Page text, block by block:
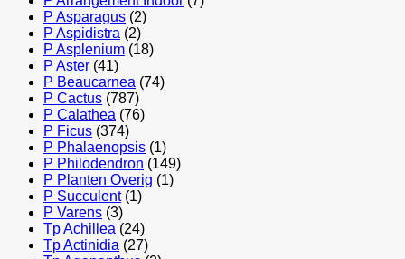
P Asparagus (2)
P Aspidistra (2)
P Asplenium (18)
P Aster (41)
P Beaucarnea (74)
P Cactus (787)
P Calathea (76)
P Ficus (374)
P Phalaenopsis (1)
P Philodendron (149)
P Planten Overig (1)
P Succulent (1)
P Varens (3)
Tp Achillea (24)
Tp Actinidia (27)